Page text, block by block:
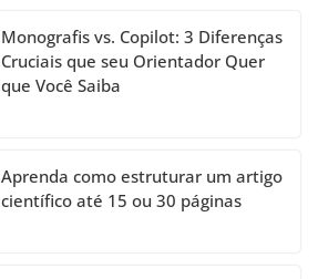
Monografis vs. Copilot: 3 Diferenças
Cruciais que seu Orientador Quer
que Você Saiba
Aprenda como estruturar um artigo
científico até 15 ou 30 páginas